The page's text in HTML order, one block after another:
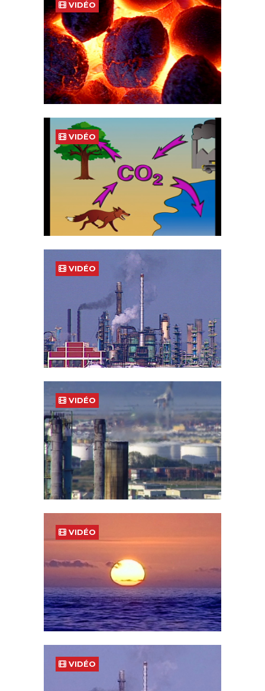
VIDÉO
VIDÉO
VIDÉO
VIDÉO
VIDÉO
VIDÉO